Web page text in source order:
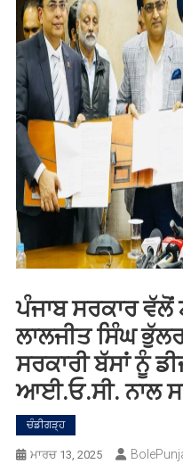
ਪੰਜਾਬ ਸਰਕਾਰ ਵੱਲੋਂ
ਲਾਲਜੀਤ ਸਿੰਘ
ਸਰਕਾਰੀ ਬੱਸਾਂ ਨੂੰ
ਆਈ.ਓ.ਸੀ. ਨਾਲ
ਚੰਡੀਗੜ੍ਹ
ਮਾਰਚ 13, 2025